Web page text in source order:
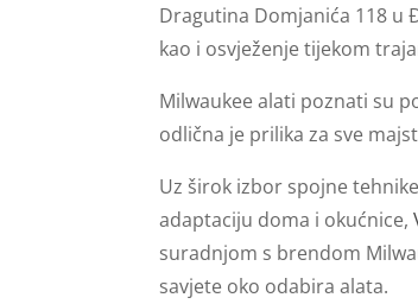
Dragutina Domjanića 118 u
kao i osvježenje tijekom
Milwaukee alati poznati su
odlična je prilika za sve
Uz širok izbor spojne
adaptaciju doma i okućnice,
suradnjom s brendom
savjete oko odabira alata.